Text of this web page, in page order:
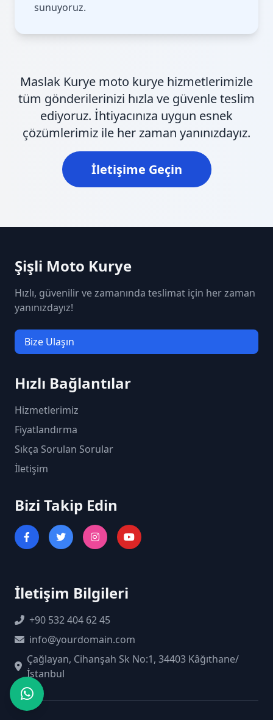
sunuyoruz.
Maslak Kurye moto kurye hizmetlerimizle
tüm gönderilerinizi hızla ve güvenle teslim
ediyoruz. İhtiyacınıza uygun esnek
çözümlerimiz ile her zaman yanınızdayız.
İletişime Geçin
Şişli Moto Kurye
Hızlı, güvenilir ve zamanında teslimat için her zaman
yanınızdayız!
Bize Ulaşın
Hızlı Bağlantılar
Hizmetlerimiz
Fiyatlandırma
Sıkça Sorulan Sorular
İletişim
Bizi Takip Edin
İletişim Bilgileri
+90 532 404 62 45
info@yourdomain.com
Çağlayan, Cihanşah Sk No:1, 34403 Kâğıthane/
İstanbul